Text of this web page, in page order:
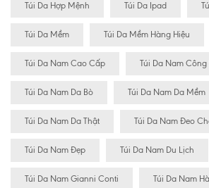
Túi Da Hợp Mệnh Túi Da Ipad
Túi Da Mềm Túi Da Mềm Hàng Hiệu
Túi Da Nam Cao Cấp Túi Da Nam Công
Túi Da Nam Da Bò Túi Da Nam Da Mềm
Túi Da Nam Da Thật Túi Da Nam Đeo
Túi Da Nam Đẹp Túi Da Nam Du Lịch
Túi Da Nam Gianni Conti Túi Da Nam